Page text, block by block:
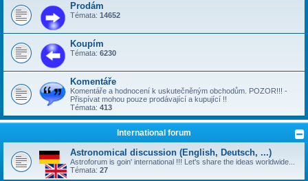
Prodám
Témata: 14652
Koupím
Témata: 6230
Komentáře
Komentáře a hodnocení k uskutečněným obchodům. POZOR!!! -
Přispívat mohou pouze prodávající a kupující !!
Témata: 413
International forum
Astronomical discussion (English, Deutsch, ...)
Astroforum is goin' international !!! Let's share the ideas worldwide...
Témata: 27